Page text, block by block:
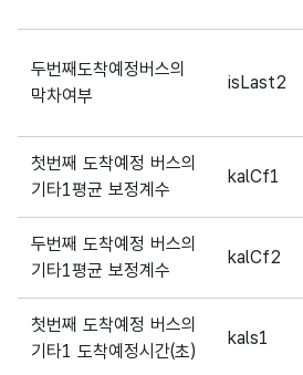
두번째도착예정버스의
막차여부
isLast2
첫번째 도착예정 버스의
기타1평균 보정계수
kalCf1
두번째 도착예정 버스의
기타1평균 보정계수
kalCf2
첫번째 도착예정 버스의
기타1 도착예정시간(초)
kals1